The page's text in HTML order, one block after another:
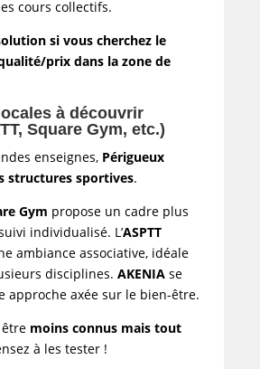
cours collectifs.
si vous cherchez le
prix dans la zone de
à découvrir
Square Gym, etc.)
enseignes, Périgueux
structures sportives.
Gym propose un cadre plus
individualisé. L’ASPTT
ambiance associative, idéale
disciplines.AKENIA se
approche axée sur le bien-être.
moins connus mais tout
à les tester !